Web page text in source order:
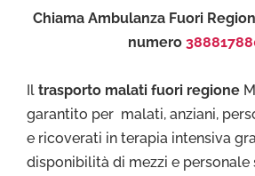
Chiama Ambulanza Fuori
numero
Il trasporto malati fuori regione
garantito per malati, anziani,
e ricoverati in terapia intensiva
disponibilità di mezzi e personale